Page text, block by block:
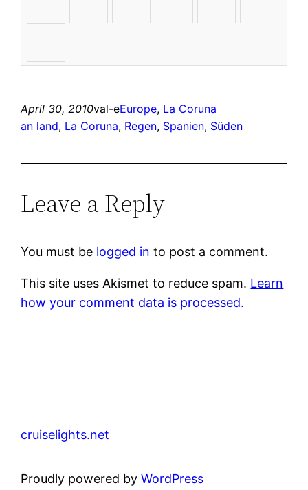
April 30, 2010val-eEurope, La Coruna
an land, La Coruna, Regen, Spanien, Süden
Leave a Reply
You must be logged in to post a comment.
This site uses Akismet to reduce spam. Learn
how your comment data is processed.
cruiselights.net
Proudly powered byWordPress